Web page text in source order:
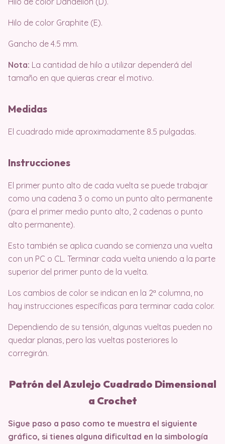
Hilo de color Graphite (E).
Gancho de 4.5 mm.
Nota: La cantidad de hilo a utilizar dependerá del
tamaño en que quieras crear el motivo.
Medidas
El cuadrado mide aproximadamente 8.5 pulgadas.
Instrucciones
El primer punto alto de cada vuelta se puede trabajar
como una cadena 3 o como un punto alto permanente
(para el primer medio punto alto, 2 cadenas o punto
alto permanente).
Esto también se aplica cuando se comienza una vuelta
con un PC o CL. Terminar cada vuelta uniendo a la parte
superior del primer punto de la vuelta.
Los cambios de color se indican en la 2ª columna, no
hay instrucciones específicas para terminar cada color.
Dependiendo de su tensión, algunas vueltas pueden no
quedar planas, pero las vueltas posteriores lo
corregirán.
Patrón del Azulejo Cuadrado Dimensional
a Crochet
Sigue paso a paso como te muestra el siguiente
gráfico, si tienes alguna dificultad en la simbología